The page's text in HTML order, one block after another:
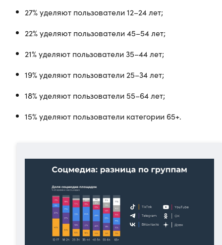
27% уделяют пользователи 12–24 лет;
22% уделяют пользователи 45–54 лет;
21% уделяют пользователи 35–44 лет;
19% уделяют пользователи 25–34 лет;
18% уделяют пользователи 55–64 лет;
15% уделяют пользователи категории 65+.